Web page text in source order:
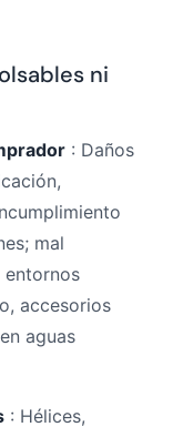
ni
: Daños
mal
accesorios
aguas
: Hélices,